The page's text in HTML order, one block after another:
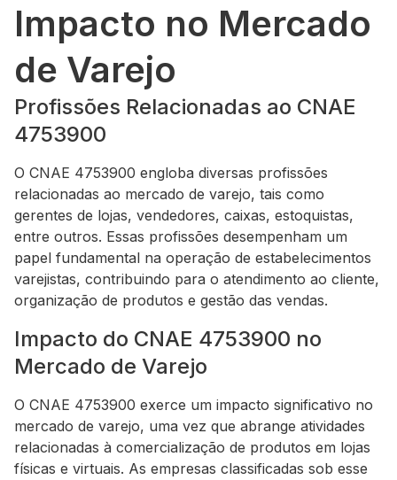
Impacto no Mercado
de Varejo
Profissões Relacionadas ao CNAE
4753900
O CNAE 4753900 engloba diversas profissões
relacionadas ao mercado de varejo, tais como
gerentes de lojas, vendedores, caixas, estoquistas,
entre outros. Essas profissões desempenham um
papel fundamental na operação de estabelecimentos
varejistas, contribuindo para o atendimento ao cliente,
organização de produtos e gestão das vendas.
Impacto do CNAE 4753900 no
Mercado de Varejo
O CNAE 4753900 exerce um impacto significativo no
mercado de varejo, uma vez que abrange atividades
relacionadas à comercialização de produtos em lojas
físicas e virtuais. As empresas classificadas sob esse